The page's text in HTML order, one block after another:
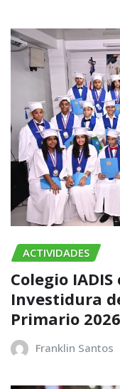
ACTIVIDADES
Colegio
Investidura
Primario 2026
Franklin Santos